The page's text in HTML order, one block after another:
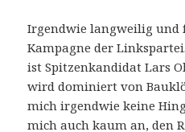
Irgendwie langweilig und
Kampagne der
ist Spitzenkandidat Lars
wird dominiert von
mich irgendwie keine
mich auch kaum an, den